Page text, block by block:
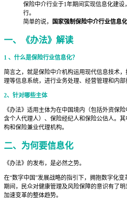
保险中介行业于1年期间实现信息化建设
行。
简单的说，
国家强制保险中介行业信息化
一、《办法》解读
1 、什么是保险行业信息化？
简言之，就是保险中介机构运用现代信息技术
理等信息系统，进行业务处理、经营管理和内部
2、针对哪些主体
《办法》适用主体为在中国境内（包括外资保
含个人代理人）、保险经纪人和保险公估人。
构和保险兼业代理机构。
二、为何要信息化
《办法》的发布，是必然之势。
在“数字中国”发展战略的指引下，拥抱数字化
期间，民众对健康管理及风险保障的意识有了
加速变革的整体趋势。